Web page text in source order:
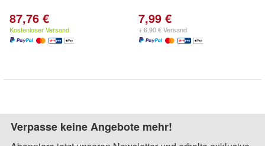
87,76 €
Kostenloser Versand
7,99 €
+ 6,90 € Versand
Verpasse keine Angebote mehr!